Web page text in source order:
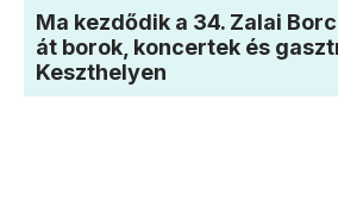
Ma kezdődik a 34. Zalai
át borok, koncertek és
Keszthelyen